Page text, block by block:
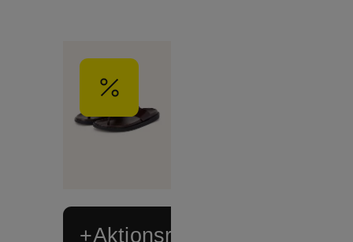
+Aktionsrabatt